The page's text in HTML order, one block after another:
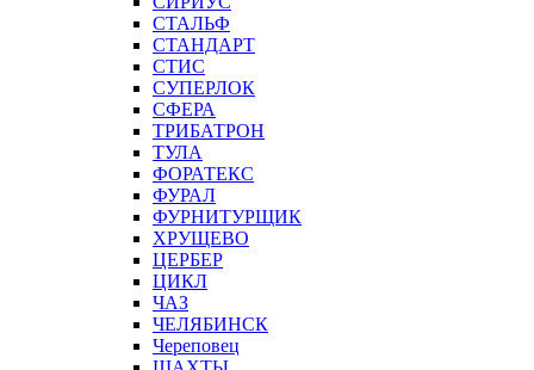
СТАЛЬФ
СТАНДАРТ
СТИС
СУПЕРЛОК
СФЕРА
ТРИБАТРОН
ТУЛА
ФОРАТЕКС
ФУРАЛ
ФУРНИТУРЩИК
ХРУЩЕВО
ЦЕРБЕР
ЦИКЛ
ЧАЗ
ЧЕЛЯБИНСК
Череповец